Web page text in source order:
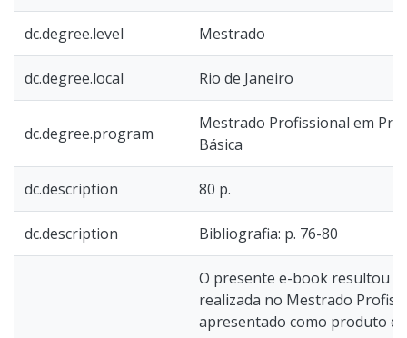
dc.degree.level Mestrado
dc.degree.local Rio de Janeiro
dc.degree.program
Mestrado Profissional em
Básica
dc.description 80 p.
dc.description Bibliografia: p. 76-80
O presente e-book resultou
realizada no Mestrado
apresentado como produto